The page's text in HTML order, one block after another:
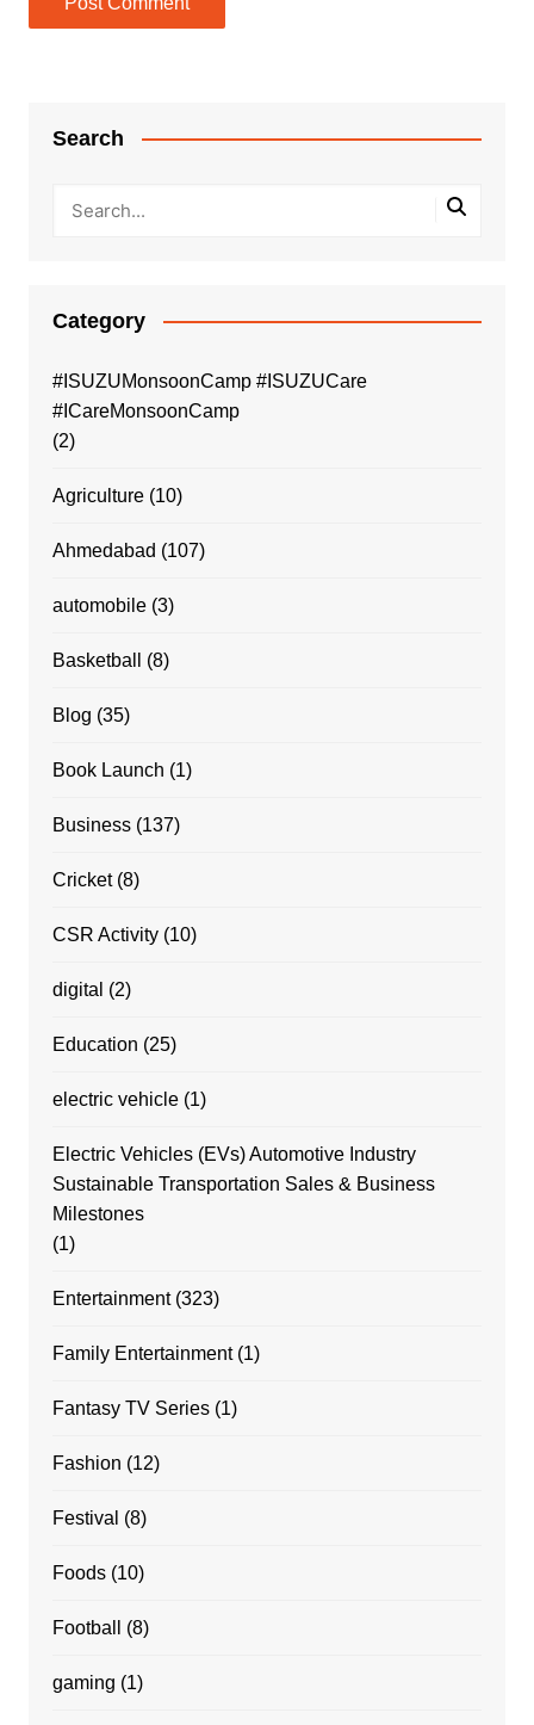
Search
Category
#ISUZUMonsoonCamp #ISUZUCare
#ICareMonsoonCamp
(2)
Agriculture(10)
Ahmedabad (107)
automobile(3)
Basketball (8)
Blog (35)
Book Launch (1)
Business(137)
Cricket(8)
CSR Activity(10)
digital (2)
Education (25)
electric vehicle(1)
Electric Vehicles (EVs) Automotive Industry
Sustainable Transportation Sales & Business
Milestones
(1)
Entertainment(323)
Family Entertainment(1)
Fantasy TV Series(1)
Fashion (12)
Festival (8)
Foods(10)
Football (8)
gaming (1)